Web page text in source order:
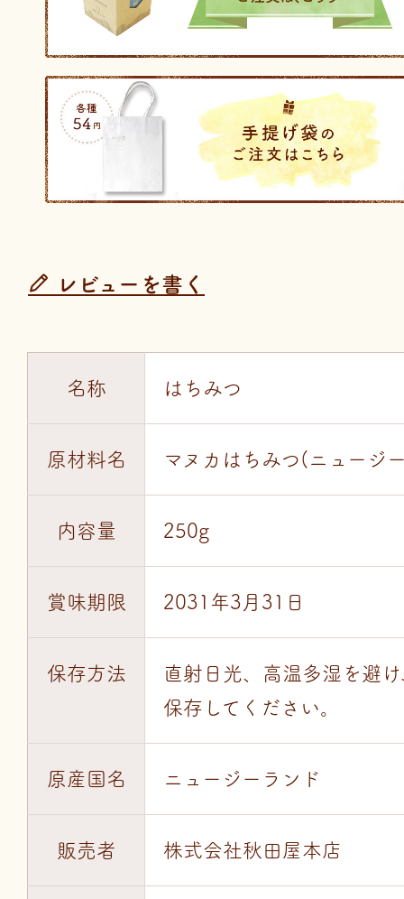
レビューを書く
名称 はちみつ
原材料名 マヌカはちみつ(ニュージ
内容量 250g
賞味期限 2031年3月31日
保存方法
直射日光、高温多湿を避
保存してください。
原産国名 ニュージーランド
販売者 株式会社秋田屋本店